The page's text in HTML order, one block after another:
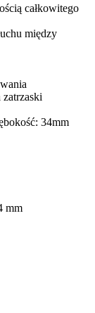
całkowitego
między
34mm
mm